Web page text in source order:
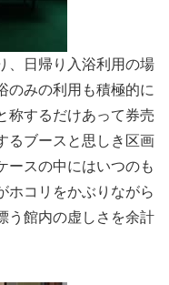
、日帰り入浴利用の場
のみの利用も積極的に
称するだけあって券売
るブースと思しき区画
ースの中にはいつのも
ホコリをかぶりながら
う館内の虚しさを余計